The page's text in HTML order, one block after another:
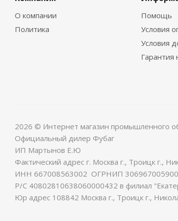
О компании
Политика
Помощь
Условия
Условия
Гарантия
2026 © Интернет магазин промышленного
Официальный дилер Фубаг
ИП Мартынов Е.Ю
Фактический адрес г. Москва г., Троицк г.,
ИНН 667008563002 ОГРНИП
Р/С 40802810638060000432 в филиал
Юр адрес 108842 Москва г., Троицк г.,